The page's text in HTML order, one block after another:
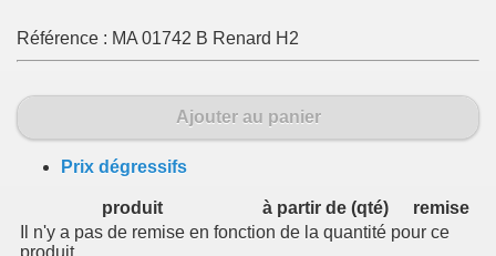
Référence : MA 01742 B Renard H2
Ajouter au panier
Prix dégressifs
produit à partir de (qté)
remise
Il n'y a pas de remise en fonction de la quantité pour ce
produit.